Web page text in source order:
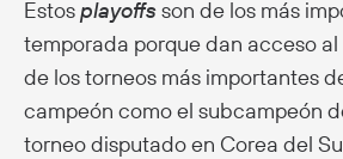
Estosplayoffsson de los más
temporada porque dan acceso al
de los torneos más importantes
campeón como el subcampeón
torneo disputado en Corea del